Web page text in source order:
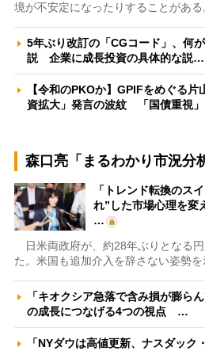
境が不安定になったりすることがあ
5年ぶり改訂の「CGコード」、何
説 企業に成長投資の具体的な説…
【令和のPKOか】GPIFをめぐる
資拡大」発言の波紋 「国債重視
森口亮「まるわかり市況分
「トレンド転換のス
れ”した市場心理を変
…
日米両政府が、約28年ぶりとなる
た。米国も追加介入を辞さない姿勢
「キオクシア急落で含み損が膨ら
の成長につなげる4つの視点 …
「NYダウは高値更新、ナスダッ